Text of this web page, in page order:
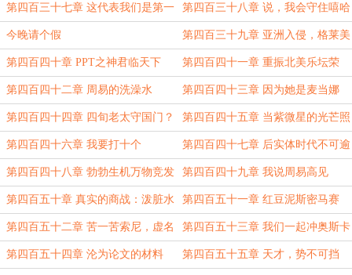
都是我
第四百三十七章 这代表我们是第一
赛区
第四百三十八章 说，我会守住嘻哈
的一切
今晚请个假 第四百三十九章 亚洲入侵，格莱美
黑幕（6k）
第四百四十章 PPT之神君临天下
（1w）
第四百四十一章 重振北美乐坛荣
光，我辈义不容辞（8k）
第四百四十二章 周易的洗澡水 第四百四十三章 因为她是麦当娜
第四百四十四章 四旬老太守国门？
打进前四就算成功！（8k）
第四百四十五章 当紫微星的光芒照
到美国……
第四百四十六章 我要打十个 第四百四十七章 后实体时代不可逾
越的丰碑
第四百四十八章 勃勃生机万物竞发
的华语乐坛
第四百四十九章 我说周易高见
第四百五十章 真实的商战：泼脏水 第四百五十一章 红豆泥斯密马赛
第四百五十二章 苦一苦索尼，虚名
我来担
第四百五十三章 我们一起冲奥斯卡
第四百五十四章 沦为论文的材料 第四百五十五章 天才，势不可挡